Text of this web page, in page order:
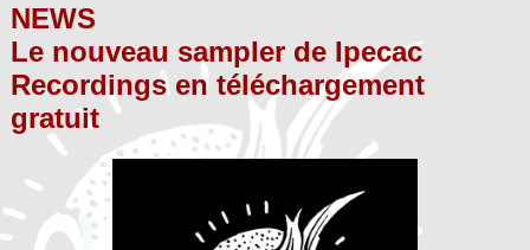
NEWS
Le nouveau sampler de Ipecac
Recordings en téléchargement
gratuit